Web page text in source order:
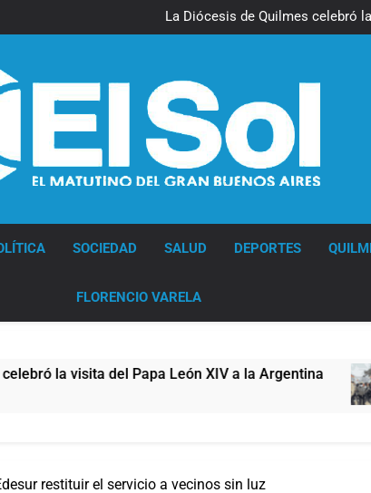
La Diócesis de Quilmes celebró
Figuras de la cultura se sumaron
La Diócesis de Quilmes celebró
Figuras de la cultura se sumaron
Nueva jornada negativa para los
en Wall Street y el
SOCIEDAD SALUD DEPORTES
FLORENCIO VARELA
la visita del Papa León XIV a la Argentina
restituir el servicio a vecinos sin luz